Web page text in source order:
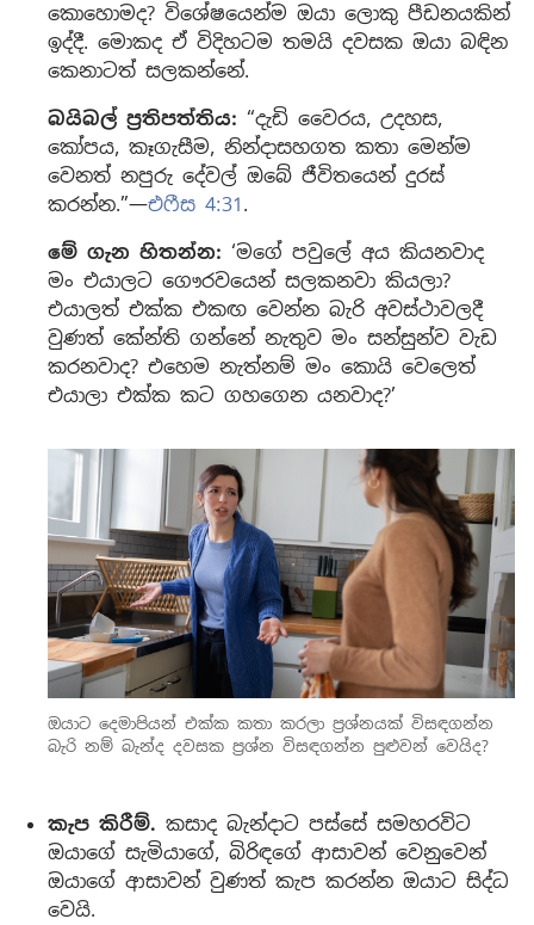
කොහොමද? විශේෂයෙන්ම ඔයා ලොකු පීඩනයකින්
ඉද්දී. මොකද ඒ විදිහටම තමයි දවසක ඔයා බඳින
කෙනාටත් සලකන්නේ.
බයිබල් ප්‍රතිපත්තිය: “දැඩි වෛරය, උදහස,
කෝපය, කෑගැසීම, නින්දාසහගත කතා මෙන්ම
වෙනත් නපුරු දේවල් ඔබේ ජීවිතයෙන් දුරස්
කරන්න.”—එෆීස 4:31.
මේ ගැන හිතන්න: ‘මගේ පවුලේ අය කියනවාද
මං එයාලට ගෞරවයෙන් සලකනවා කියලා?
එයාලත් එක්ක එකඟ වෙන්න බැරි අවස්ථාවලදී
වුණත් කේන්ති ගන්නේ නැතුව මං සන්සුන්ව වැඩ
කරනවාද? එහෙම නැත්නම් මං කොයි වෙලෙත්
එයාලා එක්ක කට ගහගෙන යනවාද?’
ඔයාට දෙමාපියන් එක්ක කතා කරලා ප්‍රශ්නයක් විසඳගන්න
බැරි නම් බැන්ද දවසක ප්‍රශ්න විසඳගන්න පුළුවන් වෙයිද?
කැප කිරීම්. කසාද බැන්දාට පස්සේ සමහරවිට
ඔයාගේ සැමියාගේ, බිරිඳගේ ආසාවන් වෙනුවෙන්
ඔයාගේ ආසාවන් වුණත් කැප කරන්න ඔයාට සිද්ධ
වෙයි.